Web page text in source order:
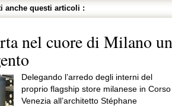
anche questi articoli :
nel cuore di Milano un
Delegando l’arredo degli interni del
proprio flagship store milanese in Corso
Venezia all’architetto Stéphane